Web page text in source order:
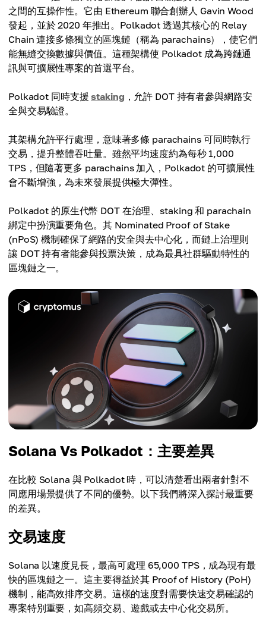
之間的互操作性。它由 Ethereum 聯合創辦人 Gavin Wood
發起，並於 2020 年推出。Polkadot 透過其核心的 Relay
Chain 連接多條獨立的區塊鏈（稱為 parachains），使它們
能無縫交換數據與價值。這種架構使 Polkadot 成為跨鏈通
訊與可擴展性專案的首選平台。
Polkadot 同時支援staking ，允許 DOT 持有者參與網路安
全與交易驗證。
其架構允許平行處理，意味著多條 parachains 可同時執行
交易，提升整體吞吐量。雖然平均速度約為每秒 1,000
TPS，但隨著更多 parachains 加入，Polkadot 的可擴展性
會不斷增強，為未來發展提供極大彈性。
Polkadot 的原生代幣 DOT 在治理、staking 和 parachain
綁定中扮演重要角色。其 Nominated Proof of Stake
(nPoS) 機制確保了網路的安全與去中心化，而鏈上治理則
讓 DOT 持有者能參與投票決策，成為最具社群驅動特性的
區塊鏈之一。
Solana Vs Polkadot：主要差異
在比較 Solana 與 Polkadot 時，可以清楚看出兩者針對不
同應用場景提供了不同的優勢。以下我們將深入探討最重要
的差異。
交易速度
Solana 以速度見長，最高可處理 65,000 TPS，成為現有最
快的區塊鏈之一。這主要得益於其 Proof of History (PoH)
機制，能高效排序交易。這樣的速度對需要快速交易確認的
專案特別重要，如高頻交易、遊戲或去中心化交易所。